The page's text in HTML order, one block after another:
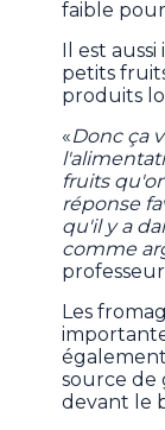
faible
Il est
petits
produits
«Donc ça
fruits
réponse
qu'il y a
comme
Les
source de
devant le